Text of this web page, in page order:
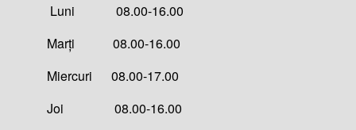
Luni 08.00-16.00
Marți 08.00-16.00
Miercuri 08.00-17.00
Joi 08.00-16.00